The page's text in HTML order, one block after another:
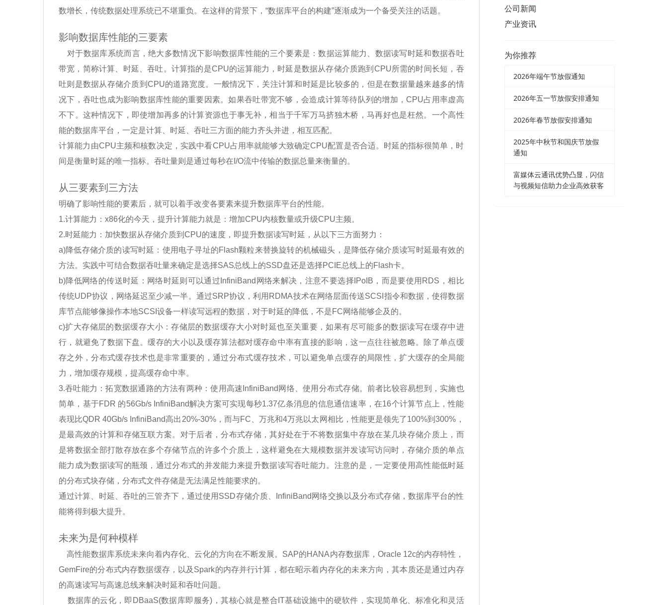
数增长，传统数据处理系统已不堪重负。在这样的背景下，“数据库平台的构建”逐渐成为一个备受关注的话题。
影响数据库性能的三要素
对于数据库系统而言，绝大多数情况下影响数据库性能的三个要素是：数据运算能力、数据读写时延和数据吞吐
带宽，简称计算、时延、吞吐。计算指的是CPU的运算能力，时延是数据从存储介质跑到CPU所需的时间长短，吞
吐则是数据从存储介质到CPU的道路宽度。一般情况下，关注计算和时延是比较多的，但是在数据量越来越多的情
况下，吞吐也成为影响数据库性能的重要因素。如果吞吐带宽不够，会造成计算等待队列的增加，CPU占用率虚高
不下。这种情况下，即使增加再多的计算资源也于事无补，相当于千军万马挤独木桥，马再好也是枉然。一个高性
能的数据库平台，一定是计算、时延、吞吐三方面的能力齐头并进，相互匹配。
计算能力由CPU主频和核数决定，实践中看CPU占用率就能够大致确定CPU配置是否合适。时延的指标很简单，时
间是衡量时延的唯一指标。吞吐量则是通过每秒在I/O流中传输的数据总量来衡量的。
从三要素到三方法
明确了影响性能的要素后，就可以着手改变各要素来提升数据库平台的性能。
1.计算能力：x86化的今天，提升计算能力就是：增加CPU内核数量或升级CPU主频。
2.时延能力：加快数据从存储介质到CPU的速度，即提升数据读写时延，从以下三方面努力：
a)降低存储介质的读写时延：使用电子寻址的Flash颗粒来替换旋转的机械磁头，是降低存储介质读写时延最有效的
方法。实践中可结合数据吞吐量来确定是选择SAS总线上的SSD盘还是选择PCIE总线上的Flash卡。
b)降低网络的传送时延：网络时延则可以通过InfiniBand网络来解决，注意不要选择IPoIB，而是要使用RDS，相比
传统UDP协议，网络延迟至少减一半。通过SRP协议，利用RDMA技术在网络层面传送SCSI指令和数据，使得数据
库节点能够像操作本地SCSI设备一样读写远程的数据，对于时延的降低，不是FC网络能够企及的。
c)扩大存储层的数据缓存大小：存储层的数据缓存大小对时延也至关重要，如果有尽可能多的数据读写在缓存中进
行，就避免了数据下盘。缓存的大小以及缓存算法都对缓存命中率有直接的影响，这一点往往被忽略。除了单点缓
存之外，分布式缓存技术也是非常重要的，通过分布式缓存技术，可以避免单点缓存的局限性，扩大缓存的全局能
力，增加缓存规模，提高缓存命中率。
3.吞吐能力：拓宽数据通路的方法有两种：使用高速InfiniBand网络、使用分布式存储。前者比较容易想到，实施也
简单，基于FDR 的56Gb/s InfiniBand解决方案可实现每秒1.37亿条消息的信息通信速率，在16个计算节点上，性能
表现比QDR 40Gb/s InfiniBand高出20%-30%，而与FC、万兆和4万兆以太网相比，性能更是领先了100%到300%，
是最高效的计算和存储互联方案。对于后者，分布式存储，其好处在于不将数据集中存放在某几块存储介质上，而
是将数据全部打散存放在多个存储节点的许多个介质上，这样避免在大规模数据并发读写访问时，存储介质的单点
能力成为数据读写的瓶颈，通过分布式的并发能力来提升数据读写吞吐能力。注意的是，一定要使用高性能低时延
的分布式块存储，分布式文件存储是无法满足性能要求的。
通过计算、时延、吞吐的三管齐下，通过使用SSD存储介质、InfiniBand网络交换以及分布式存储，数据库平台的性
能将得到极大提升。
未来为是何种模样
高性能数据库系统未来向着内存化、云化的方向在不断发展。SAP的HANA内存数据库，Oracle 12c的内存特性，
GemFire的分布式内存数据缓存，以及Spark的内存并行计算，都在昭示着内存化的未来方向，其本质还是通过内存
的高速读写与高速总线来解决时延和吞吐问题。
数据库的云化，即DBaaS(数据库即服务)，其核心就是整合IT基础设施中的硬软件，实现简单化、标准化和灵活
公司新闻
产业资讯
为你推荐
2026年端午节放假通知
2026年五一节放假安排通知
2026年春节放假安排通知
2025年中秋节和国庆节放假
通知
富媒体云通讯优势凸显，闪信
与视频短信助力企业高效获客